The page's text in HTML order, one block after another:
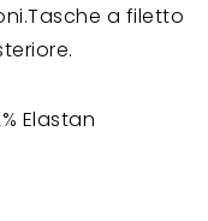
a filetto
Elastan